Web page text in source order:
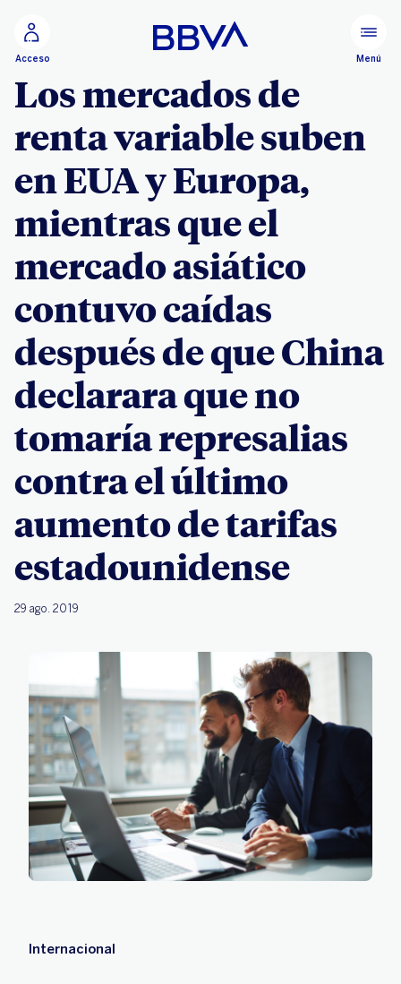
Acceso Menú
Los mercados de
renta variable suben
en EUA y Europa,
mientras que el
mercado asiático
contuvo caídas
después de que China
declarara que no
tomaría represalias
contra el último
aumento de tarifas
estadounidense
29 ago. 2019
Internacional